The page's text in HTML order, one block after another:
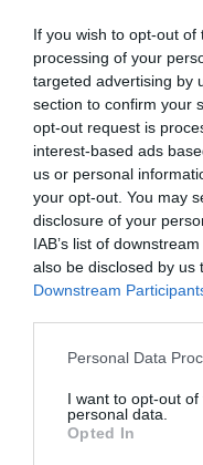
If you wish to opt-out
processing of your
targeted advertising by
section to confirm your
opt-out request is
interest-based ads
us or personal
your opt-out. You may
disclosure of your
IAB’s list of
also be disclosed by us
Downstream
Personal Data
I want to opt-out
personal data.
Opted In
kulturnem
Orkestra
General Rudolf
29. marca 1874 v
najpomembnejša
časih razpada
letih 1918 - 1919
bi Maribor in